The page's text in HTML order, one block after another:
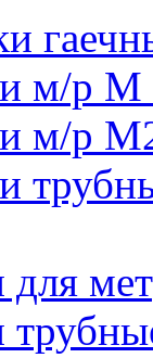
м/р М
м/р